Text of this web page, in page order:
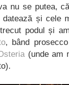
nu se putea,
și cele
podul și
, bând
(unde am